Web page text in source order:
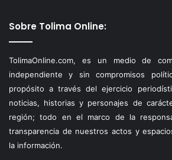
Sobre Tolima Online:
TolimaOnline.com, es un medio de
independiente y sin compromisos
propósito a través del ejercicio
noticias, historias y personajes de
región; todo en el marco de la
transparencia de nuestros actos y
la información.